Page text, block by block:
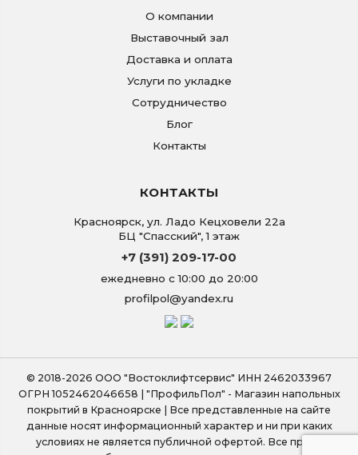
О компании
Выставочный зал
Доставка и оплата
Услуги по укладке
Сотрудничество
Блог
Контакты
КОНТАКТЫ
Красноярск, ул. Ладо Кецховели 22а
БЦ "Спасский", 1 этаж
+7 (391) 209-17-00
ежедневно с 10:00 до 20:00
profilpol@yandex.ru
© 2018-2026 ООО "Востоклифтсервис" ИНН 2462033967
ОГРН 1052462046658 | "ПрофильПол" - Магазин напольных
покрытий в Красноярске | Все представленные на сайте
данные носят информационный характер и ни при каких
условиях не является публичной офертой. Все права